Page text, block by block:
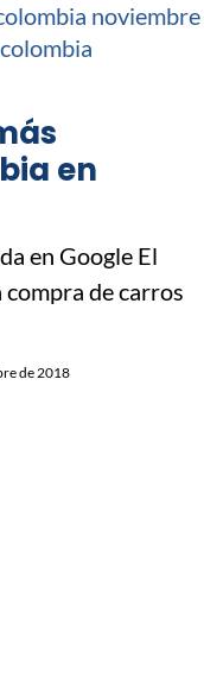
en
en Google El
de carros
de 2018